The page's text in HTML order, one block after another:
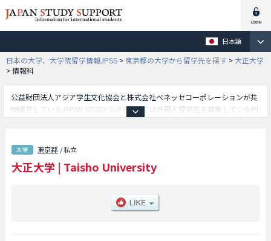
日本語
日本の大学、大学院留学情報JPSS > 東京都の大学から留学先を探す >大正大学
>情報科
公益財団法人アジア学生文化協会と株式会社ベネッセコーポレーションが共
同運営しているJAPAN STUDY SUPPORTでは外国人留学生を募集している約
表現学部や仏教学部や地域創生学部や臨床心理学部や情報科学部等、学部別
情報や、募集定員や合格者数など入試情報、施設案内、アクセスなど外国人
留学生に必要な情報を掲載しているので是非ご利用ください。
東京都 / 私立
大正大学 | Taisho University